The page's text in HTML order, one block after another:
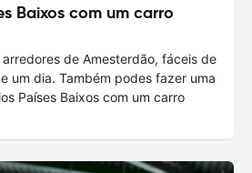
Baixos com um carro
de Amesterdão, fáceis de
um dia. Também podes fazer uma
Países Baixos com um carro